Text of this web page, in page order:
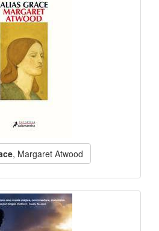
, Margaret Atwood